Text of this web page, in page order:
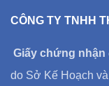
CÔNG TY TNHH
Giấy chứng nhận
do Sở Kế Hoạch